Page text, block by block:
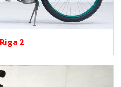
Riga 2